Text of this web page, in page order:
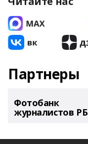
Партнеры
Фотобанк
журналистов РБ